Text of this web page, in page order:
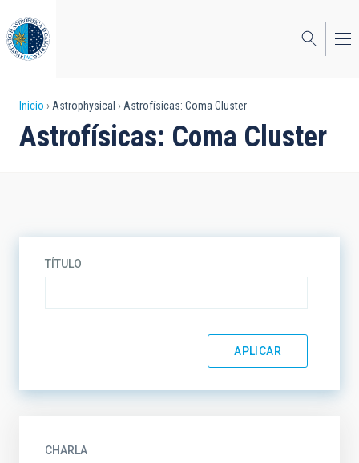
al
contenido
principal
Sobrescribir
enlaces
navegación
Inicio Astrophysical Astrofísicas: Coma Cluster
Astrofísicas: Coma Cluster
TÍTULO
CHARLA